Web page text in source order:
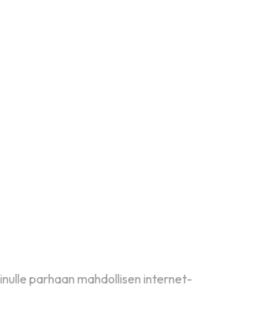
parhaan mahdollisen internet-